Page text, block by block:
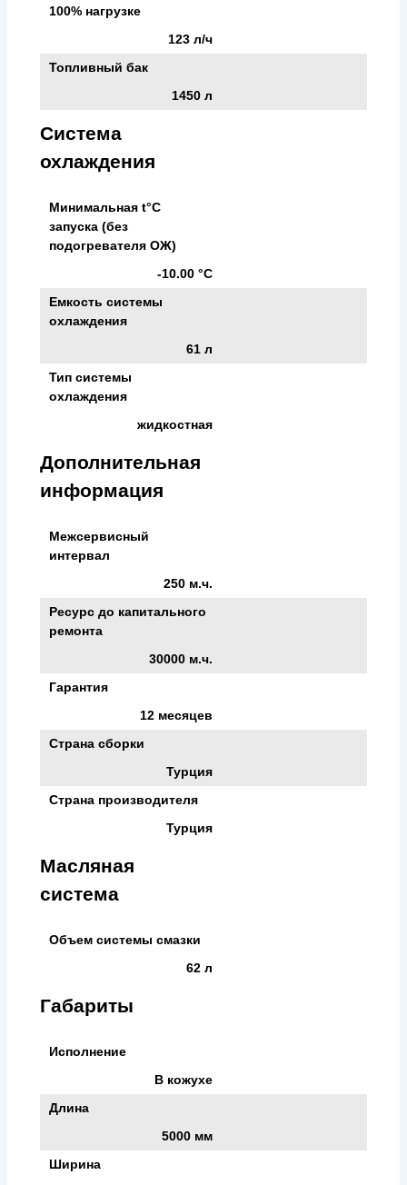
100% нагрузке
123 л/ч
Топливный бак
1450 л
Система
охлаждения
Минимальная t°С
запуска (без
подогревателя ОЖ)
-10.00 °С
Емкость системы
охлаждения
61 л
Тип системы
охлаждения
жидкостная
Дополнительная
информация
Межсервисный
интервал
250 м.ч.
Ресурс до капитального
ремонта
30000 м.ч.
Гарантия
12 месяцев
Страна сборки
Турция
Страна производителя
Турция
Масляная
система
Объем системы смазки
62 л
Габариты
Исполнение
В кожухе
Длина
5000 мм
Ширина